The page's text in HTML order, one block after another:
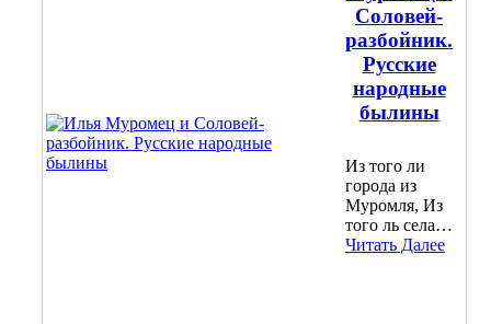
Соловей-
разбойник.
Русские
народные
былины
Из того ли
города из
Муромля, Из
того ль села…
Читать Далее